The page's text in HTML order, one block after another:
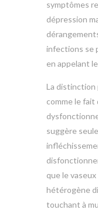
symptômes
dépression
infections se
en appelant
La distinction
comme le fait
suggère
que le
hétérogène
touchant à